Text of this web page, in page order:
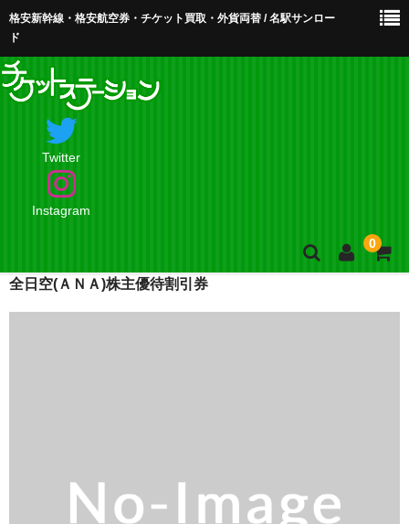
格安新幹線・格安航空券・チケット買取・外貨両替 / 名駅サンロー
ド
Twitter
Instagram
0
【販売】新幹線
全日空(ＡＮＡ)株主優待割引券